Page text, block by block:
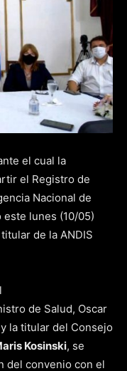
el cual la
el Registro de
Nacional de
este lunes (10/05)
de la ANDIS
de Salud, Oscar
y la titular del Consejo
Kosinski, se
del convenio con el